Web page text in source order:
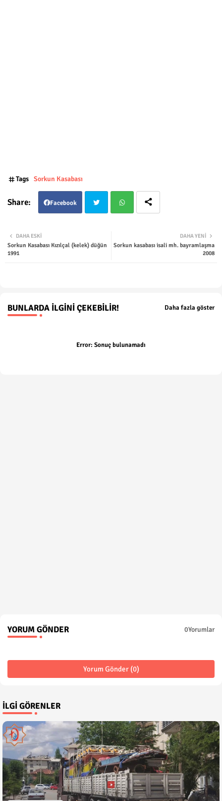
Tags Sorkun Kasabası
Facebook
ter tsap
DAHA YENI
Sorkun kasabası isali mh. bayramlaşma
2008
DAHA ESKI
Sorkun Kasabası Kızılçal (kelek) düğün
1991
BUNLARDA İLGINI ÇEKEBILIR! Daha fazla göster
Error: Sonuç bulunamadı
YORUM GÖNDER 0Yorumlar
Yorum Gönder (0)
İLGI GÖRENLER